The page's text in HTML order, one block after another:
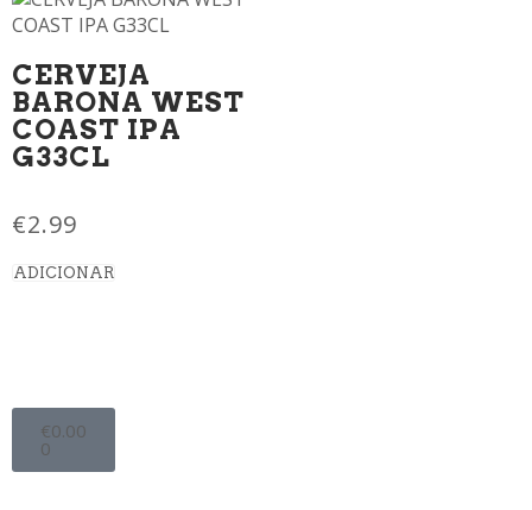
CERVEJA
BARONA WEST
COAST IPA
G33CL
€2.99
ADICIONAR
€0.00
0